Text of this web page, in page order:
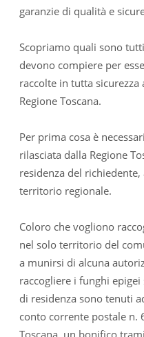
garanzie di qualità e
Scopriamo quali sono
devono compiere per
raccolte in tutta
Regione Toscana.
Per prima cosa è
rilasciata dalla Regione
residenza del
territorio regionale.
Coloro che vogliono
nel solo territorio del
a munirsi di alcuna
raccogliere i funghi
di residenza sono tenuti
conto corrente postale n.
Toscana, un bonifico